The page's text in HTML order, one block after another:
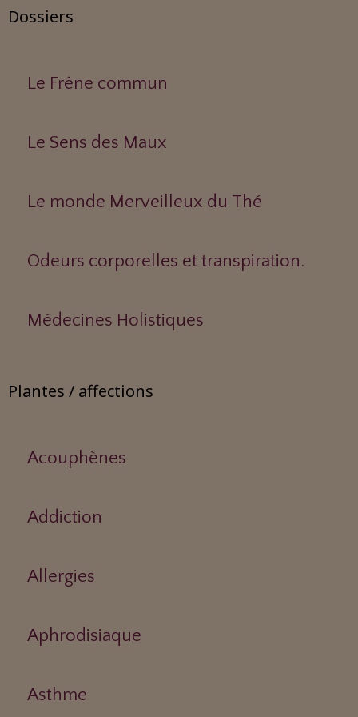
Dossiers
Le Frêne commun
Le Sens des Maux
Le monde Merveilleux du Thé
Odeurs corporelles et transpiration.
Médecines Holistiques
Plantes / affections
Acouphènes
Addiction
Allergies
Aphrodisiaque
Asthme